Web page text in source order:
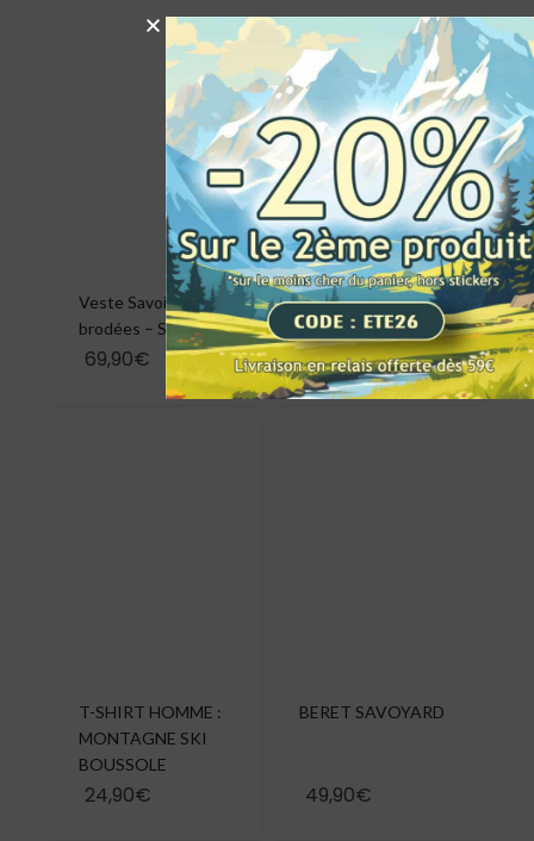
Veste Savoie
brodées – Sherpa
69,90€
LUNETTES EN BOIS
CLAIR
59,90€
T-SHIRT HOMME :
MONTAGNE SKI
BOUSSOLE
24,90€
BERET SAVOYARD
49,90€